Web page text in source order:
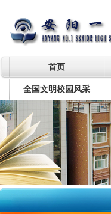
首页
全国文明校园风采